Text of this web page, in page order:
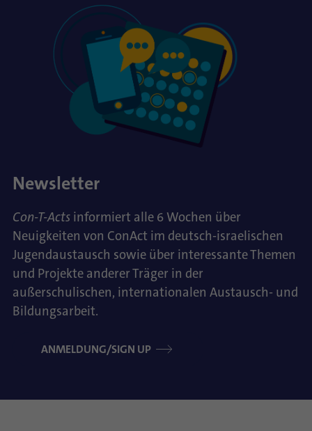
Newsletter
Con-T-Acts informiert alle 6 Wochen über
Neuigkeiten von ConAct im deutsch-israelischen
Jugendaustausch sowie über interessante Themen
und Projekte anderer Träger in der
außerschulischen, internationalen Austausch- und
Bildungsarbeit.
ANMELDUNG/SIGN UP